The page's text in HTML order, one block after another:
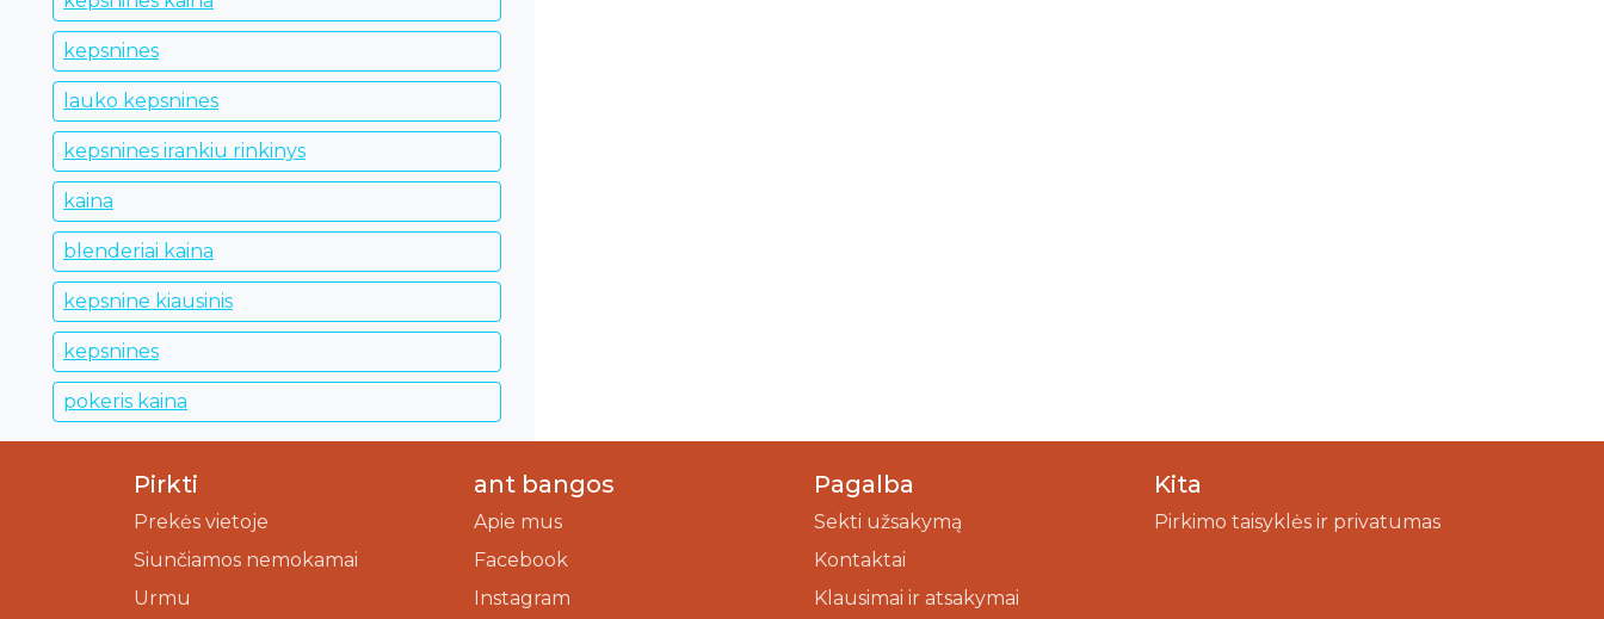
kepsnines
lauko kepsnines
kepsnines irankiu rinkinys
kaina
blenderiai kaina
kepsnine kiausinis
kepsnines
pokeris kaina
Pirkti
Prekės vietoje
Siunčiamos nemokamai
Urmu
ant bangos
Apie mus
Facebook
Instagram
Pagalba
Sekti užsakymą
Kontaktai
Klausimai ir atsakymai
Kita
Pirkimo taisyklės ir privatumas